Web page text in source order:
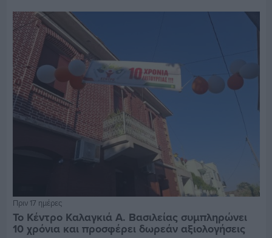
Πριν 17 ημέρες
Το Κέντρο Καλαγκιά Α. Βασιλείας συμπληρώνει
10 χρόνια και προσφέρει δωρεάν αξιολογήσεις